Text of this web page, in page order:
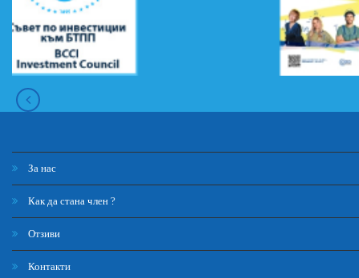
За нас
Как да стана член ?
Отзиви
Контакти